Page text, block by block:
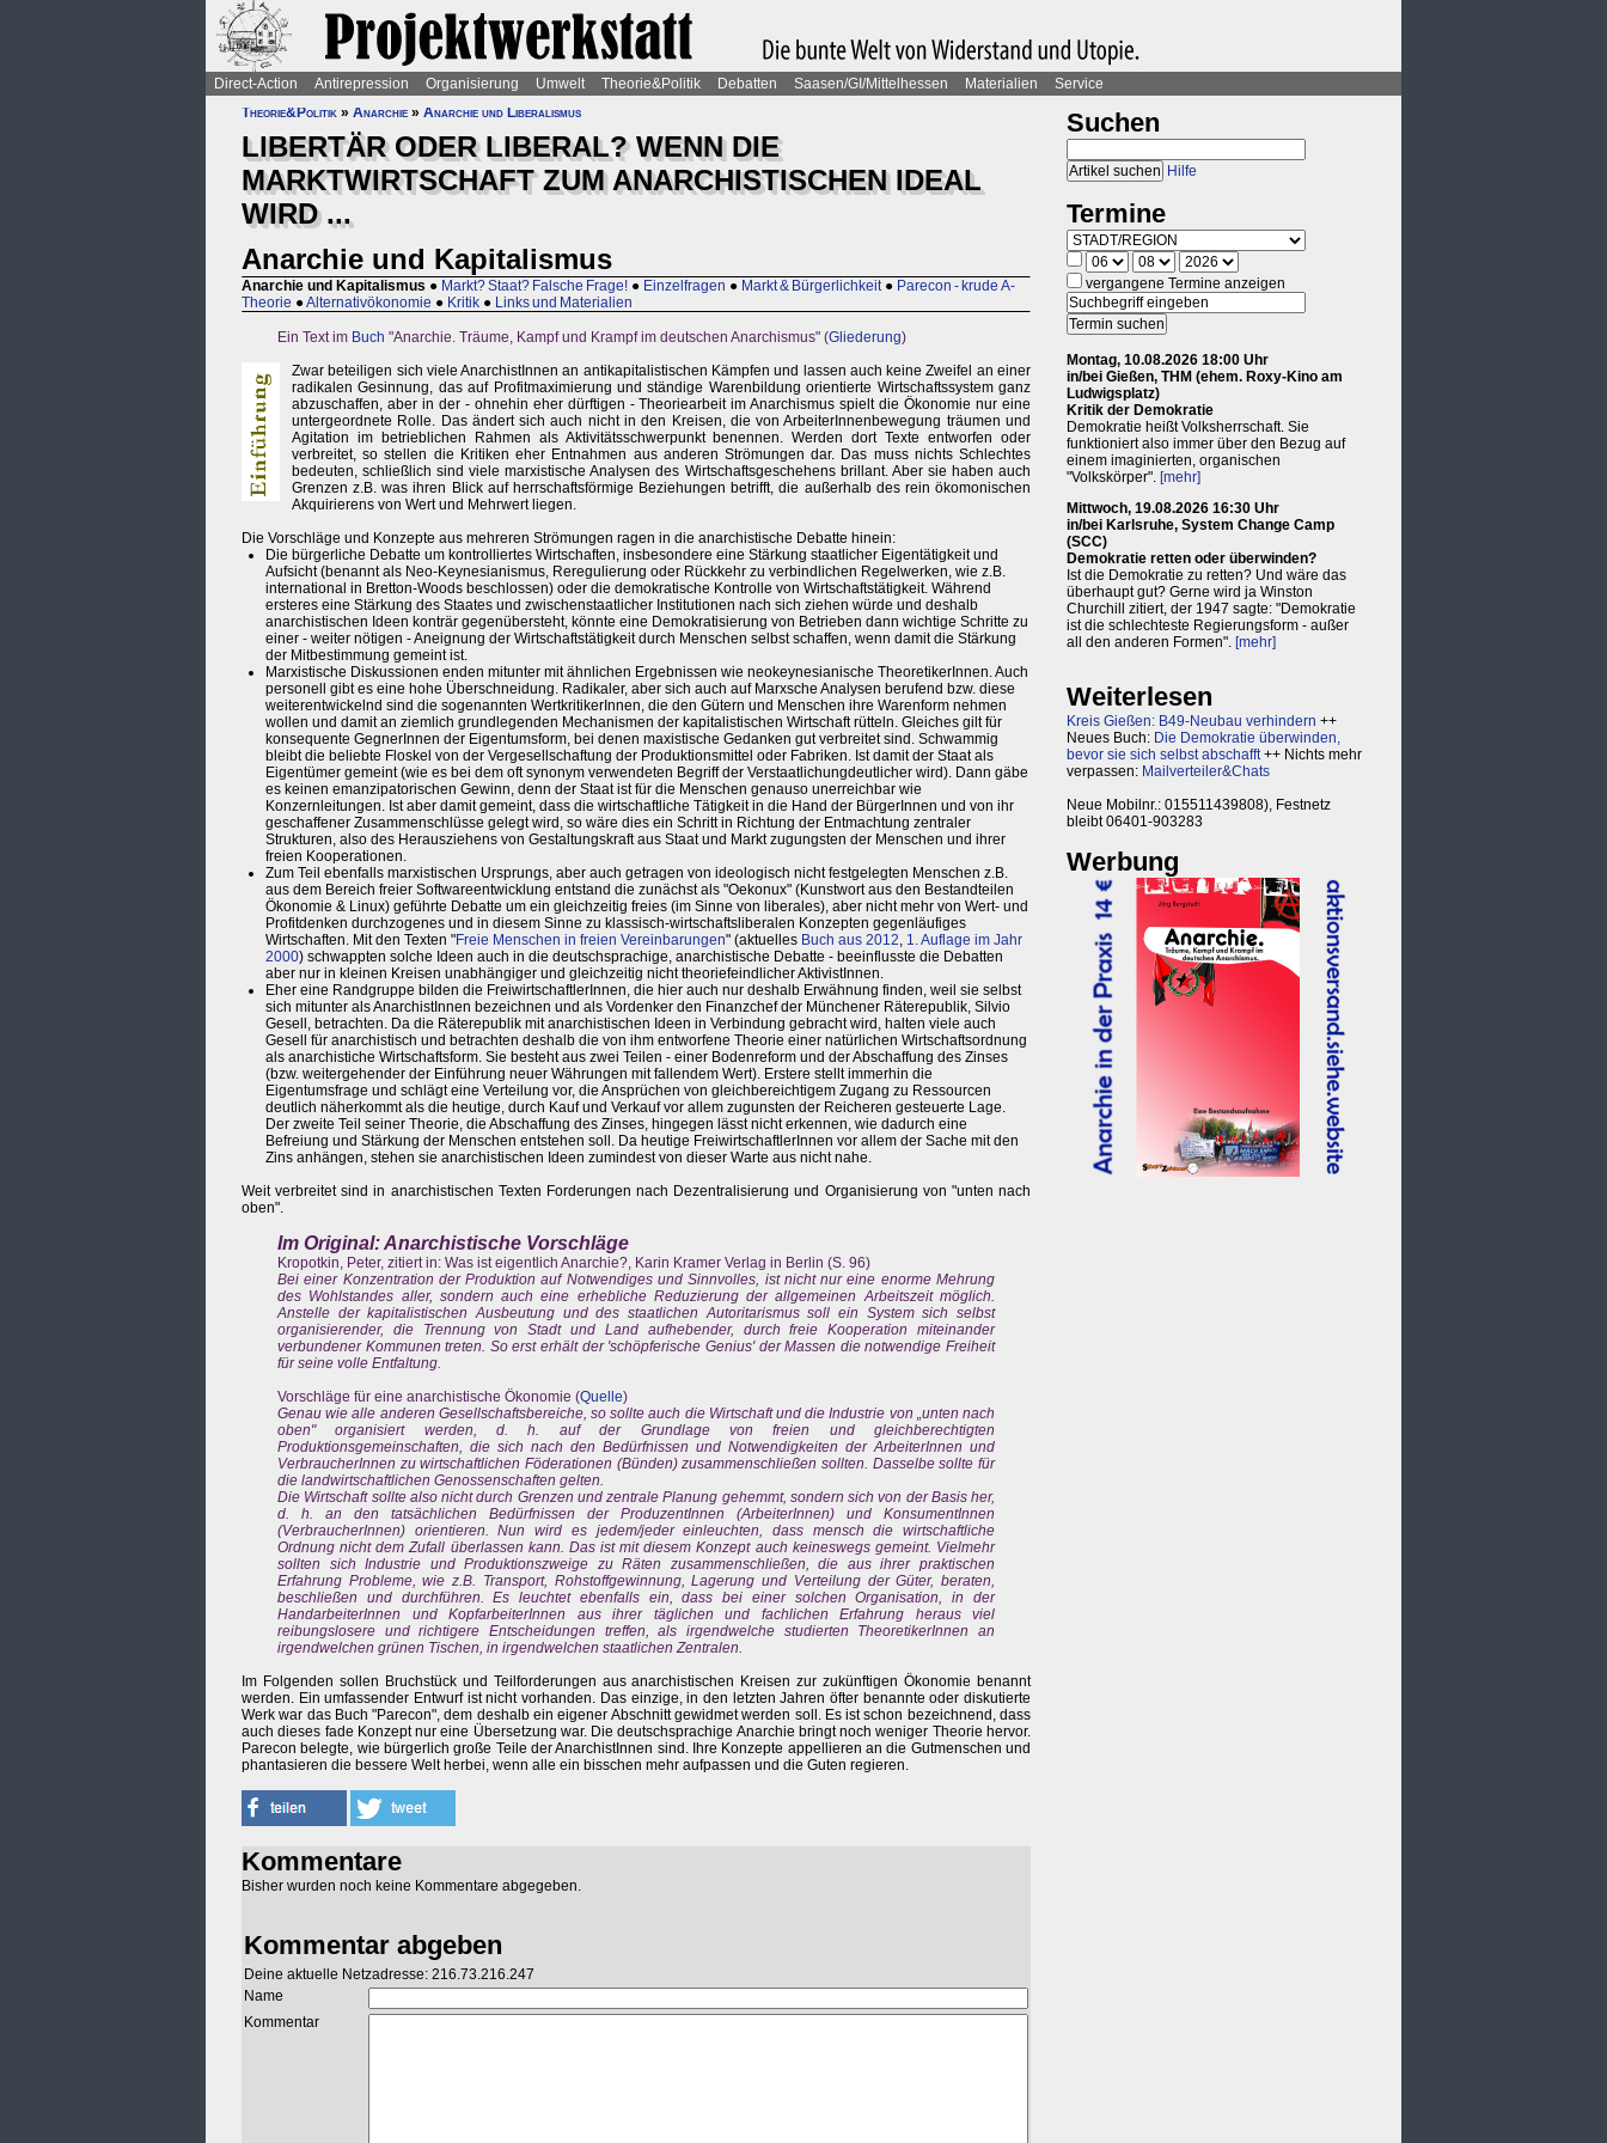
Direct-Action Antirepression Organisierung Umwelt Theorie&Politik Debatten Saasen/GI/Mittelhessen Materialien
Service
Theorie&Politik » Anarchie » Anarchie und Liberalismus
LIBERTÄR ODER LIBERAL? WENN DIE
MARKTWIRTSCHAFT ZUM ANARCHISTISCHEN IDEAL
WIRD ...
Anarchie und Kapitalismus
Anarchie und Kapitalismus ● Markt? Staat? Falsche Frage! ● Einzelfragen ● Markt & Bürgerlichkeit ● Parecon - krude A-
Theorie ●Alternativökonomie ● Kritik ● Links und Materialien
Ein Text im Buch "Anarchie. Träume, Kampf und Krampf im deutschen Anarchismus" (Gliederung)
Zwar beteiligen sich viele AnarchistInnen an antikapitalistischen Kämpfen und lassen auch keine Zweifel an einer
radikalen Gesinnung, das auf Profitmaximierung und ständige Warenbildung orientierte Wirtschaftssystem ganz
abzuschaffen, aber in der - ohnehin eher dürftigen - Theoriearbeit im Anarchismus spielt die Ökonomie nur eine
untergeordnete Rolle. Das ändert sich auch nicht in den Kreisen, die von ArbeiterInnenbewegung träumen und
Agitation im betrieblichen Rahmen als Aktivitätsschwerpunkt benennen. Werden dort Texte entworfen oder
verbreitet, so stellen die Kritiken eher Entnahmen aus anderen Strömungen dar. Das muss nichts Schlechtes
bedeuten, schließlich sind viele marxistische Analysen des Wirtschaftsgeschehens brillant. Aber sie haben auch
Grenzen z.B. was ihren Blick auf herrschaftsförmige Beziehungen betrifft, die außerhalb des rein ökomonischen
Akquirierens von Wert und Mehrwert liegen.
Die Vorschläge und Konzepte aus mehreren Strömungen ragen in die anarchistische Debatte hinein:
Die bürgerliche Debatte um kontrolliertes Wirtschaften, insbesondere eine Stärkung staatlicher Eigentätigkeit und
Aufsicht (benannt als Neo-Keynesianismus, Reregulierung oder Rückkehr zu verbindlichen Regelwerken, wie z.B.
international in Bretton-Woods beschlossen) oder die demokratische Kontrolle von Wirtschaftstätigkeit. Während
ersteres eine Stärkung des Staates und zwischenstaatlicher Institutionen nach sich ziehen würde und deshalb
anarchistischen Ideen konträr gegenübersteht, könnte eine Demokratisierung von Betrieben dann wichtige Schritte zu
einer - weiter nötigen - Aneignung der Wirtschaftstätigkeit durch Menschen selbst schaffen, wenn damit die Stärkung
der Mitbestimmung gemeint ist.
Marxistische Diskussionen enden mitunter mit ähnlichen Ergebnissen wie neokeynesianische TheoretikerInnen. Auch
personell gibt es eine hohe Überschneidung. Radikaler, aber sich auch auf Marxsche Analysen berufend bzw. diese
weiterentwickelnd sind die sogenannten WertkritikerInnen, die den Gütern und Menschen ihre Warenform nehmen
wollen und damit an ziemlich grundlegenden Mechanismen der kapitalistischen Wirtschaft rütteln. Gleiches gilt für
konsequente GegnerInnen der Eigentumsform, bei denen maxistische Gedanken gut verbreitet sind. Schwammig
bleibt die beliebte Floskel von der Vergesellschaftung der Produktionsmittel oder Fabriken. Ist damit der Staat als
Eigentümer gemeint (wie es bei dem oft synonym verwendeten Begriff der Verstaatlichungdeutlicher wird). Dann gäbe
es keinen emanzipatorischen Gewinn, denn der Staat ist für die Menschen genauso unerreichbar wie
Konzernleitungen. Ist aber damit gemeint, dass die wirtschaftliche Tätigkeit in die Hand der BürgerInnen und von ihr
geschaffener Zusammenschlüsse gelegt wird, so wäre dies ein Schritt in Richtung der Entmachtung zentraler
Strukturen, also des Herausziehens von Gestaltungskraft aus Staat und Markt zugungsten der Menschen und ihrer
freien Kooperationen.
Zum Teil ebenfalls marxistischen Ursprungs, aber auch getragen von ideologisch nicht festgelegten Menschen z.B.
aus dem Bereich freier Softwareentwicklung entstand die zunächst als "Oekonux" (Kunstwort aus den Bestandteilen
Ökonomie & Linux) geführte Debatte um ein gleichzeitig freies (im Sinne von liberales), aber nicht mehr von Wert- und
Profitdenken durchzogenes und in diesem Sinne zu klassisch-wirtschaftsliberalen Konzepten gegenläufiges
Wirtschaften. Mit den Texten "Freie Menschen in freien Vereinbarungen" (aktuelles Buch aus 2012, 1. Auflage im Jahr
2000) schwappten solche Ideen auch in die deutschsprachige, anarchistische Debatte - beeinflusste die Debatten
aber nur in kleinen Kreisen unabhängiger und gleichzeitig nicht theoriefeindlicher AktivistInnen.
Eher eine Randgruppe bilden die FreiwirtschaftlerInnen, die hier auch nur deshalb Erwähnung finden, weil sie selbst
sich mitunter als AnarchistInnen bezeichnen und als Vordenker den Finanzchef der Münchener Räterepublik, Silvio
Gesell, betrachten. Da die Räterepublik mit anarchistischen Ideen in Verbindung gebracht wird, halten viele auch
Gesell für anarchistisch und betrachten deshalb die von ihm entworfene Theorie einer natürlichen Wirtschaftsordnung
als anarchistiche Wirtschaftsform. Sie besteht aus zwei Teilen - einer Bodenreform und der Abschaffung des Zinses
(bzw. weitergehender der Einführung neuer Währungen mit fallendem Wert). Erstere stellt immerhin die
Eigentumsfrage und schlägt eine Verteilung vor, die Ansprüchen von gleichbereichtigem Zugang zu Ressourcen
deutlich näherkommt als die heutige, durch Kauf und Verkauf vor allem zugunsten der Reicheren gesteuerte Lage.
Der zweite Teil seiner Theorie, die Abschaffung des Zinses, hingegen lässt nicht erkennen, wie dadurch eine
Befreiung und Stärkung der Menschen entstehen soll. Da heutige FreiwirtschaftlerInnen vor allem der Sache mit den
Zins anhängen, stehen sie anarchistischen Ideen zumindest von dieser Warte aus nicht nahe.
Weit verbreitet sind in anarchistischen Texten Forderungen nach Dezentralisierung und Organisierung von "unten nach
oben".
Im Original: Anarchistische Vorschläge
Kropotkin, Peter, zitiert in: Was ist eigentlich Anarchie?, Karin Kramer Verlag in Berlin (S. 96)
Bei einer Konzentration der Produktion auf Notwendiges und Sinnvolles, ist nicht nur eine enorme Mehrung
des Wohlstandes aller, sondern auch eine erhebliche Reduzierung der allgemeinen Arbeitszeit möglich.
Anstelle der kapitalistischen Ausbeutung und des staatlichen Autoritarismus soll ein System sich selbst
organisierender, die Trennung von Stadt und Land aufhebender, durch freie Kooperation miteinander
verbundener Kommunen treten. So erst erhält der 'schöpferische Genius' der Massen die notwendige Freiheit
für seine volle Entfaltung.
Vorschläge für eine anarchistische Ökonomie (Quelle)
Genau wie alle anderen Gesellschaftsbereiche, so sollte auch die Wirtschaft und die Industrie von „unten nach
oben" organisiert werden, d. h. auf der Grundlage von freien und gleichberechtigten
Produktionsgemeinschaften, die sich nach den Bedürfnissen und Notwendigkeiten der ArbeiterInnen und
VerbraucherInnen zu wirtschaftlichen Föderationen (Bünden) zusammenschließen sollten. Dasselbe sollte für
die landwirtschaftlichen Genossenschaften gelten.
Die Wirtschaft sollte also nicht durch Grenzen und zentrale Planung gehemmt, sondern sich von der Basis her,
d. h. an den tatsächlichen Bedürfnissen der ProduzentInnen (ArbeiterInnen) und KonsumentInnen
(VerbraucherInnen) orientieren. Nun wird es jedem/jeder einleuchten, dass mensch die wirtschaftliche
Ordnung nicht dem Zufall überlassen kann. Das ist mit diesem Konzept auch keineswegs gemeint. Vielmehr
sollten sich Industrie und Produktionszweige zu Räten zusammenschließen, die aus ihrer praktischen
Erfahrung Probleme, wie z.B. Transport, Rohstoffgewinnung, Lagerung und Verteilung der Güter, beraten,
beschließen und durchführen. Es leuchtet ebenfalls ein, dass bei einer solchen Organisation, in der
HandarbeiterInnen und KopfarbeiterInnen aus ihrer täglichen und fachlichen Erfahrung heraus viel
reibungslosere und richtigere Entscheidungen treffen, als irgendwelche studierten TheoretikerInnen an
irgendwelchen grünen Tischen, in irgendwelchen staatlichen Zentralen.
Im Folgenden sollen Bruchstück und Teilforderungen aus anarchistischen Kreisen zur zukünftigen Ökonomie benannt
werden. Ein umfassender Entwurf ist nicht vorhanden. Das einzige, in den letzten Jahren öfter benannte oder diskutierte
Werk war das Buch "Parecon", dem deshalb ein eigener Abschnitt gewidmet werden soll. Es ist schon bezeichnend, dass
auch dieses fade Konzept nur eine Übersetzung war. Die deutschsprachige Anarchie bringt noch weniger Theorie hervor.
Parecon belegte, wie bürgerlich große Teile der AnarchistInnen sind. Ihre Konzepte appellieren an die Gutmenschen und
phantasieren die bessere Welt herbei, wenn alle ein bisschen mehr aufpassen und die Guten regieren.
Kommentare
Bisher wurden noch keine Kommentare abgegeben.
Kommentar abgeben
Deine aktuelle Netzadresse: 216.73.216.247
Name
Kommentar
Suchen
Hilfe
Termine
vergangene Termine anzeigen
Montag, 10.08.2026 18:00 Uhr
in/bei Gießen, THM (ehem. Roxy-Kino am
Ludwigsplatz)
Kritik der Demokratie
Demokratie heißt Volksherrschaft. Sie
funktioniert also immer über den Bezug auf
einem imaginierten, organischen
"Volkskörper". [mehr]
Mittwoch, 19.08.2026 16:30 Uhr
in/bei Karlsruhe, System Change Camp
(SCC)
Demokratie retten oder überwinden?
Ist die Demokratie zu retten? Und wäre das
überhaupt gut? Gerne wird ja Winston
Churchill zitiert, der 1947 sagte: "Demokratie
ist die schlechteste Regierungsform - außer
all den anderen Formen". [mehr]
Weiterlesen
Kreis Gießen: B49-Neubau verhindern ++
Neues Buch: Die Demokratie überwinden,
bevor sie sich selbst abschafft++ Nichts mehr
verpassen: Mailverteiler&Chats
Neue Mobilnr.: 015511439808), Festnetz
bleibt 06401-903283
Werbung